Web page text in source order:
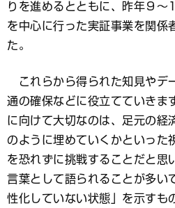
りを進めるとともに、昨年９
を中心に行った実証事業を関係
た。
これらから得られた知見やデ
通の確保などに役立てていきま
に向けて大切なのは、足元の経
のように埋めていくかといった
を恐れずに挑戦することだと思
言葉として語られることが多い
性化していない状態」を示すも